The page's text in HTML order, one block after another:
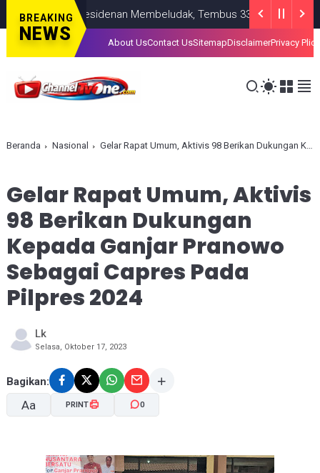
BREAKING
NEWS
Kepresidenan Membeludak, Tembus 336 Ribu Pendaftar!
About UsContact UsSitemapDisclaimerPrivacy Plice
Beranda Nasional Gelar Rapat Umum, Aktivis 98 Berikan Dukungan Kepada Ganjar Pranowo Sebagai Capres Pada Pilpres 2024
Gelar Rapat Umum, Aktivis
98 Berikan Dukungan
Kepada Ganjar Pranowo
Sebagai Capres Pada
Pilpres 2024
Lk
Selasa, Oktober 17, 2023
Bagikan:
Aa
A- A+
PRINT 0